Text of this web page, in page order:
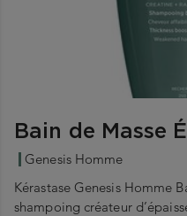
Bain de Masse
Genesis Homme
Kérastase Genesis Homme
shampoing créateur